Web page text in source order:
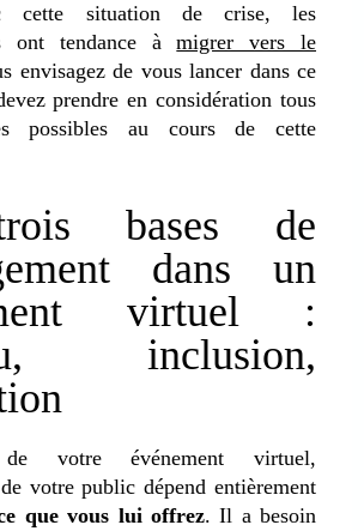
cette situation de crise, les
ont tendance àmigrer vers le
envisagez de vous lancer dans ce
prendre en considération tous
possibles au cours de cette
bases de
dans un
virtuel :
inclusion,
votre événement virtuel,
votre public dépend entièrement
que vous lui offrez. Il a besoin